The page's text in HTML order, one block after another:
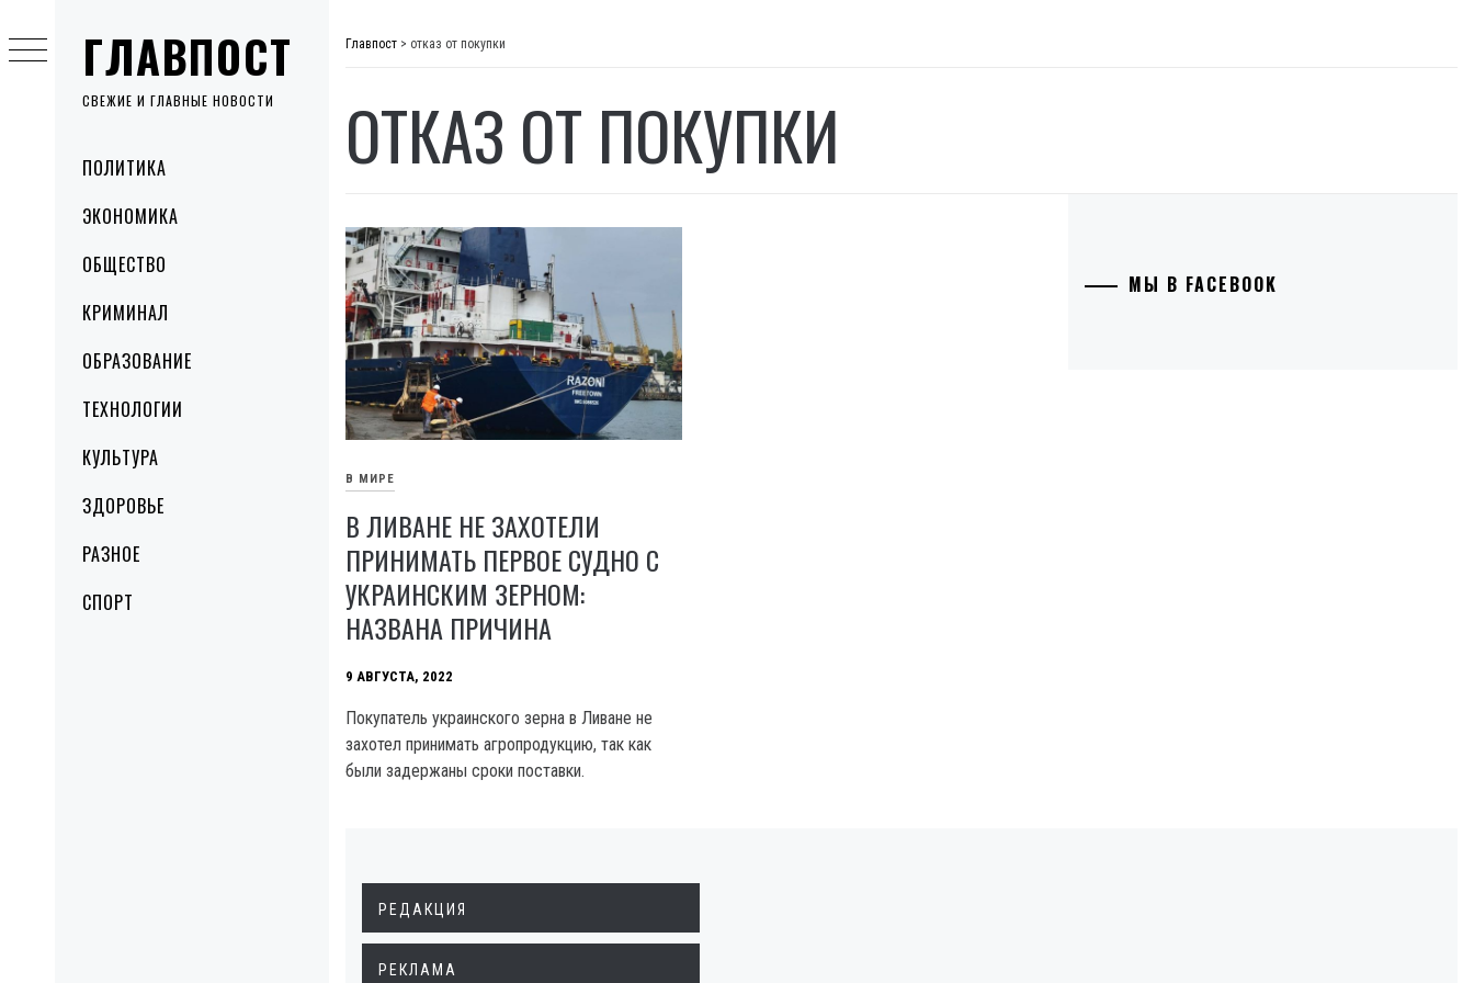
ГЛАВПОСТ
СВЕЖИЕ И ГЛАВНЫЕ НОВОСТИ
MenuПОЛИТИКА
ЭКОНОМИКА
ОБЩЕСТВО
КРИМИНАЛ
ОБРАЗОВАНИЕ
ТЕХНОЛОГИИ
КУЛЬТУРА
ЗДОРОВЬЕ
РАЗНОЕ
СПОРТ
to
content
Главпост > отказ от покупки
ОТКАЗ ОТ ПОКУПКИ
В МИРЕ
В ЛИВАНЕ НЕ ЗАХОТЕЛИ
ПРИНИМАТЬ ПЕРВОЕ СУДНО С
УКРАИНСКИМ ЗЕРНОМ:
НАЗВАНА ПРИЧИНА
9 АВГУСТА, 2022
Покупатель украинского зерна в Ливане не
захотел принимать агропродукцию, так как
были задержаны сроки поставки.
МЫ В FACEBOOK
РЕДАКЦИЯ
РЕКЛАМА